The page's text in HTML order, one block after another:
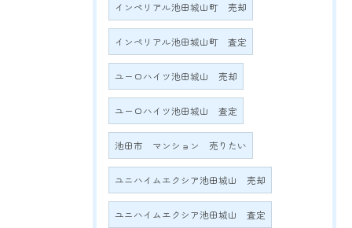
インペリアル池田城山町 売却
インペリアル池田城山町 査定
ユーロハイツ池田城山 売却
ユーロハイツ池田城山 査定
池田市 マンション 売りたい
ユニハイムエクシア池田城山 売却
ユニハイムエクシア池田城山 査定